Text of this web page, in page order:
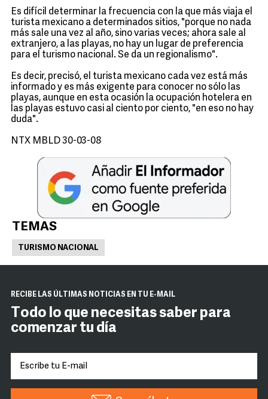
Es difícil determinar la frecuencia con la que más viaja el
turista mexicano a determinados sitios, "porque no nada
más sale una vez al año, sino varias veces; ahora sale al
extranjero, a las playas, no hay un lugar de preferencia
para el turismo nacional. Se da un regionalismo".
Es decir, precisó, el turista mexicano cada vez está más
informado y es más exigente para conocer no sólo las
playas, aunque en esta ocasión la ocupación hotelera en
las playas estuvo casi al ciento por ciento, "en eso no hay
duda".
NTX MBLD 30-03-08
TEMAS
TURISMO NACIONAL
RECIBE LAS ÚLTIMAS NOTICIAS EN TU E-MAIL
Todo lo que necesitas saber para
comenzar tu día